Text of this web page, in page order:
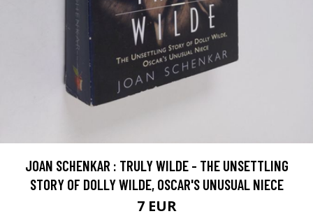
JOAN SCHENKAR : TRULY WILDE - THE UNSETTLING
STORY OF DOLLY WILDE, OSCAR'S UNUSUAL NIECE
7 EUR